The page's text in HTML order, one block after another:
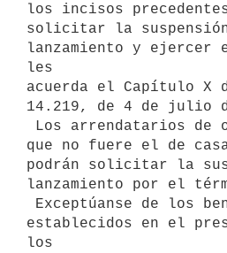
los incisos
solicitar la
lanzamiento y ejercer
les
acuerda el Capítulo X
14.219, de 4 de julio
que no fuere el de
podrán solicitar la
lanzamiento por el
establecidos en el
los